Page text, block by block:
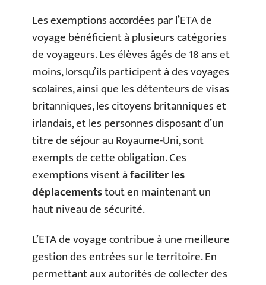
Les exemptions accordées par l’ETA de
voyage bénéficient à plusieurs catégories
de voyageurs. Les élèves âgés de 18 ans et
moins, lorsqu’ils participent à des voyages
scolaires, ainsi que les détenteurs de visas
britanniques, les citoyens britanniques et
irlandais, et les personnes disposant d’un
titre de séjour au Royaume-Uni, sont
exempts de cette obligation. Ces
exemptions visent àfaciliter les
déplacementstout en maintenant un
haut niveau de sécurité.
L’ETA de voyage contribue à une meilleure
gestion des entrées sur le territoire. En
permettant aux autorités de collecter des